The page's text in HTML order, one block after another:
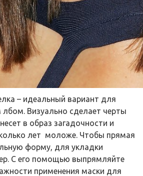
– идеальный вариант для
Визуально сделает черты
в образ загадочности и
лет моложе. Чтобы прямая
форму, для укладки
С его помощью выпрямляйте
применения маски для